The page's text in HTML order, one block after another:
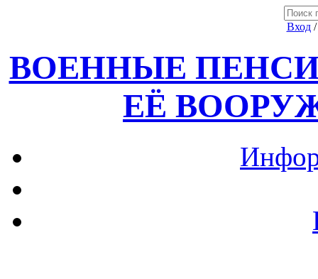
Вход
ВОЕННЫЕ
ЕЁ